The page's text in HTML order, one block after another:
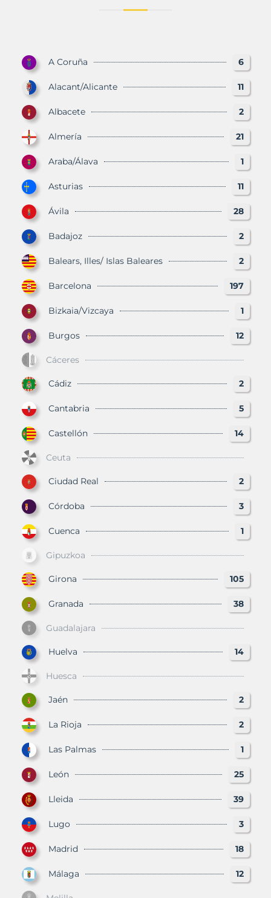
A Coruña 6
Alacant/Alicante 11
Albacete 2
Almería 21
Araba/Álava 1
Asturias 11
Ávila 28
Badajoz 2
Balears, Illes/ Islas Baleares 2
Barcelona 197
Bizkaia/Vizcaya 1
Burgos 12
Cáceres
Cádiz 2
Cantabria 5
Castellón 14
Ceuta
Ciudad Real 2
Córdoba 3
Cuenca 1
Gipuzkoa
Girona 105
Granada 38
Guadalajara
Huelva 14
Huesca
Jaén 2
La Rioja 2
Las Palmas 1
León 25
Lleida 39
Lugo 3
Madrid 18
Málaga 12